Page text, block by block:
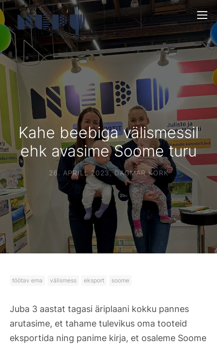
Kahe beebiga välismessil
ehk avasime Soome turu
26. APRILL 2023,DAGMAR KORK
töötav ema välismess eksport soome
Juba 3 aastat tagasi äriplaani kokku pannes
arutasime, et tahame tulevikus oma tooteid
eksportida ning panime kirja, et osaleme Soome